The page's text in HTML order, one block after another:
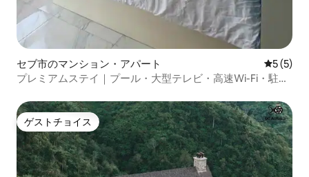
セブ市のマンション・アパート レビュー
5 (5)
プレミアムステイ｜プール・大型テレビ・高速Wi-Fi・駐車
ゲストチョイス
ゲストチョイス